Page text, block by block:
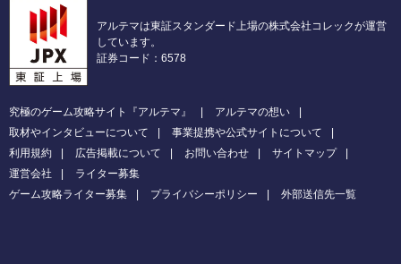
アルテマは東証スタンダード上場の株式会社コレックが運営
しています。
証券コード：6578
究極のゲーム攻略サイト『アルテマ』
アルテマの想い
取材やインタビューについて
事業提携や公式サイトについて
利用規約
広告掲載について お問い合わせ
サイトマップ
運営会社
ライター募集
ゲーム攻略ライター募集
プライバシーポリシー 外部送信先一覧